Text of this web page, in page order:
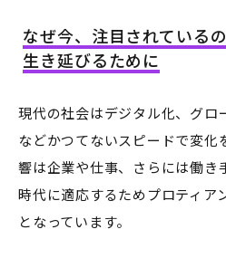
なぜ今、注目されている
生き延びるために
現代の社会はデジタル化、グロ
などかつてないスピードで変化
響は企業や仕事、さらには働き
時代に適応するためプロティア
となっています。